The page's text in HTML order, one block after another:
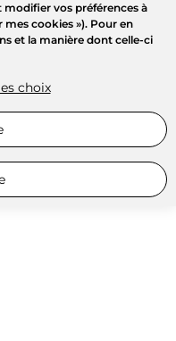
vos préférences à
cookies »). Pour en
et la manière dont celle-ci
choix